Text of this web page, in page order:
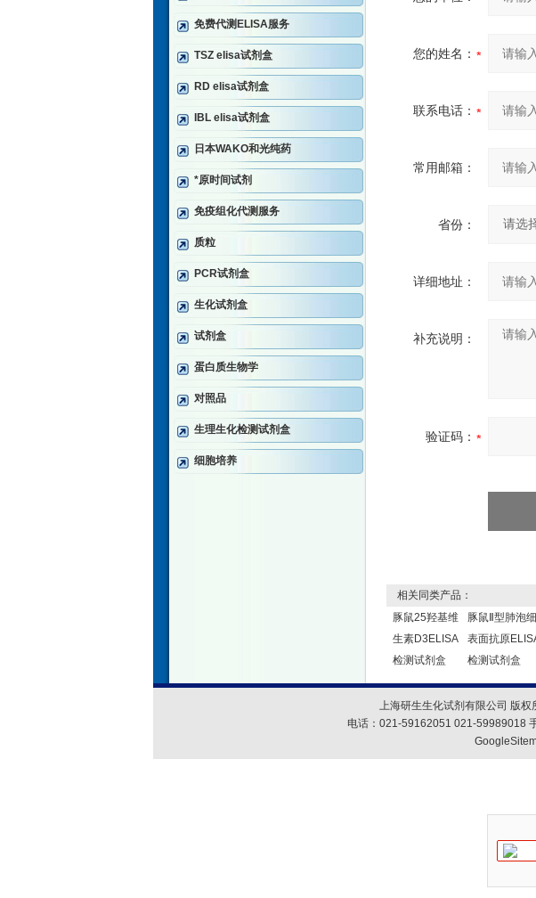
免费代测ELISA服务
TSZ elisa试剂盒
RD elisa试剂盒
IBL elisa试剂盒
日本WAKO和光纯药
*原时间试剂
免疫组化代测服务
质粒
PCR试剂盒
生化试剂盒
试剂盒
蛋白质生物学
对照品
生理生化检测试剂盒
细胞培养
您的姓名：
联系电话：
常用邮箱：
省份：
详细地址：
补充说明：
验证码：
相关同类产品：
豚鼠25羟基维
生素D3ELISA
检测试剂盒
豚鼠Ⅱ型肺泡
表面抗原
检测试剂盒
上海研生生化试剂有限公司 版权
电话：021-59162051 021-59989018